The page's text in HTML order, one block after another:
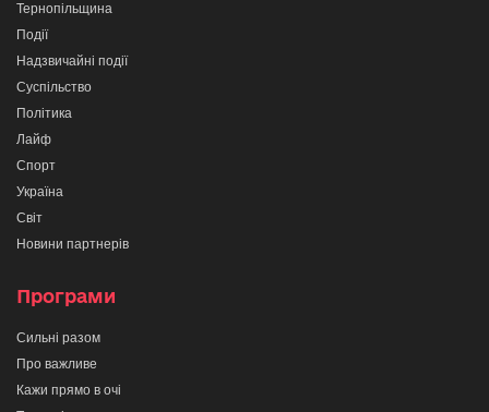
Тернопільщина
Події
Надзвичайні події
Суспільство
Політика
Лайф
Спорт
Україна
Світ
Новини партнерів
Програми
Сильні разом
Про важливе
Кажи прямо в очі